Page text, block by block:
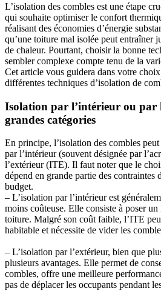
L’isolation des combles est une étape
qui souhaite optimiser le confort
réalisant des économies d’énergie
qu’une toiture mal isolée peut entraîner
de chaleur. Pourtant, choisir la bonne
sembler complexe compte tenu de la
Cet article vous guidera dans votre
différentes techniques d’isolation de
Isolation par l’intérieur ou par
grandes catégories
En principe, l’isolation des combles
par l’intérieur (souvent désignée par
l’extérieur (ITE). Il faut noter que le
dépend en grande partie des contraintes
budget.
– L’isolation par l’intérieur est
moins coûteuse. Elle consiste à poser
toiture. Malgré son coût faible, l’ITE
habitable et nécessite de vider les
– L’isolation par l’extérieur, bien que
plusieurs avantages. Elle permet de
combles, offre une meilleure
pas de déplacer les occupants pendant